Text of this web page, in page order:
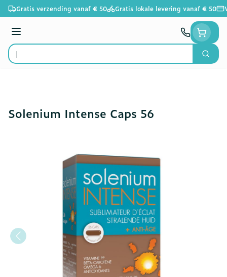
Ga naar de inhoud
Gratis verzending vanaf € 50 Gratis lokale levering vanaf € 50
Menu
Product, merk, categorie...
Zoek
Solenium Intense Caps 56